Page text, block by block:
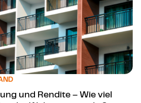
und Rendite – Wie viel
und Rendite – Wie viel